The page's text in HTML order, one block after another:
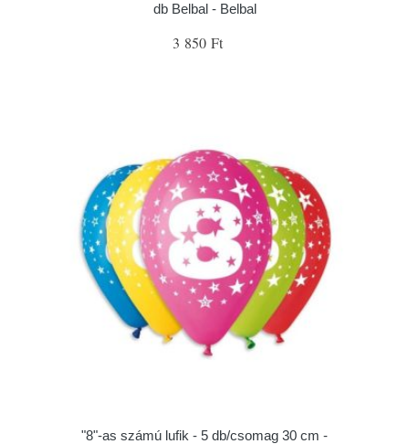
db Belbal - Belbal
3 850 Ft
"8"-as számú lufik - 5 db/csomag 30 cm -